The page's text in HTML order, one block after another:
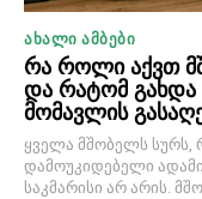
ᲐᲮᲐᲚᲘ ᲐᲛᲑᲔᲑᲘ
რა როლი აქვთ
და რატომ
მომავლის
ყველა მშობელს სურს,
დამოუკიდებელი
საკმარისი არ არის.